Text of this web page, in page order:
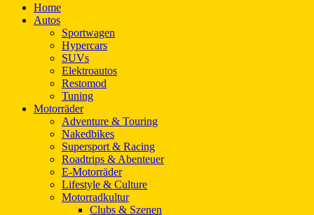
Home
Autos
Sportwagen
Hypercars
SUVs
Elektroautos
Restomod
Tuning
Motorräder
Adventure & Touring
Nakedbikes
Supersport & Racing
Roadtrips & Abenteuer
E-Motorräder
Lifestyle & Culture
Motorradkultur
Clubs & Szenen